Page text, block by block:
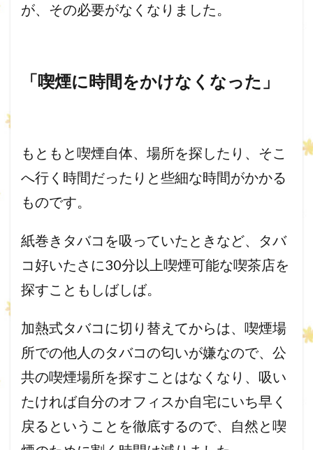
が、 その必要がなくなりました。
「喫煙に時間をかけなくなった」
もともと喫煙自体、場所を探したり、 そこ
へ行く時間だったりと些細な時間がかかる
ものです。
紙巻きタバコを吸っていたときなど、タバ
コ好いたさに30分以上喫煙可能な喫茶店を
探すこともしばしば。
加熱式タバコに切り替えてからは、 喫煙場
所での他人のタバコの匂いが嫌なので、 公
共の喫煙場所を探すことはなくなり、 吸い
たければ自分のオフィスか自宅にいち早く
戻るということを徹底するので、自然と喫